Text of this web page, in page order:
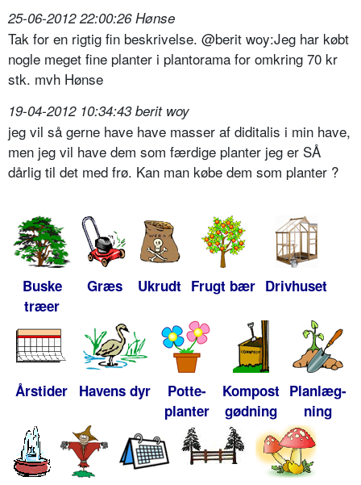
25-06-2012 22:00:26 Hønse
Tak for en rigtig fin beskrivelse. @berit woy:Jeg har købt
nogle meget fine planter i plantorama for omkring 70 kr
stk. mvh Hønse
19-04-2012 10:34:43 berit woy
jeg vil så gerne have have masser af diditalis i min have,
men jeg vil have dem som færdige planter jeg er SÅ
dårlig til det med frø. Kan man købe dem som planter ?
Buske
træer
Græs Ukrudt Frugt bær Drivhuset
Årstider Havens dyr
Potte-
planter
Kompost
gødning
Planlæg-
ning